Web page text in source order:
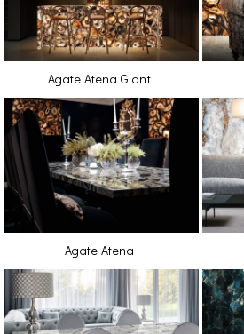
Agate Atena Giant
Agate Atena